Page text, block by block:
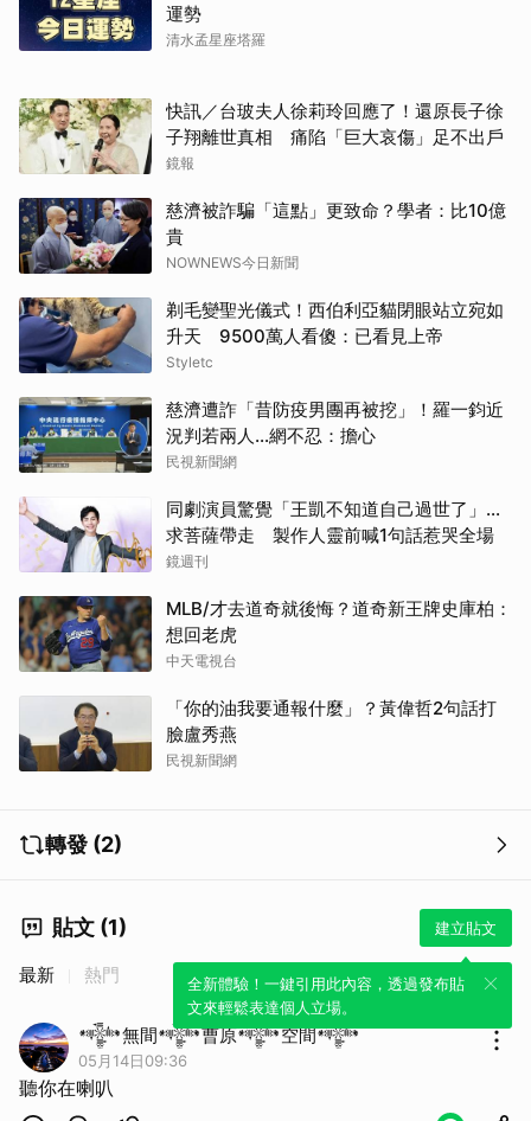
運勢
清水孟星座塔羅
快訊／台玻夫人徐莉玲回應了！還原長子徐
子翔離世真相 痛陷「巨大哀傷」足不出戶
鏡報
慈濟被詐騙「這點」更致命？學者：比10億
貴
NOWNEWS今日新聞
剃毛變聖光儀式！西伯利亞貓閉眼站立宛如
升天 9500萬人看傻：已看見上帝
Styletc
慈濟遭詐「昔防疫男團再被挖」！羅一鈞近
況判若兩人…網不忍：擔心
民視新聞網
同劇演員驚覺「王凱不知道自己過世了」...
求菩薩帶走 製作人靈前喊1句話惹哭全場
鏡週刊
MLB/才去道奇就後悔？道奇新王牌史庫柏：
想回老虎
中天電視台
「你的油我要通報什麼」？黃偉哲2句話打
臉盧秀燕
民視新聞網
轉發 (2)
貼文 (1) 建立貼文
全新體驗！一鍵引用此內容，透過發布貼
文來輕鬆表達個人立場。
最新 熱門
𒀱無間𒀱曹原𒀱空間𒀱
05月14日09:36
聽你在喇叭
取消